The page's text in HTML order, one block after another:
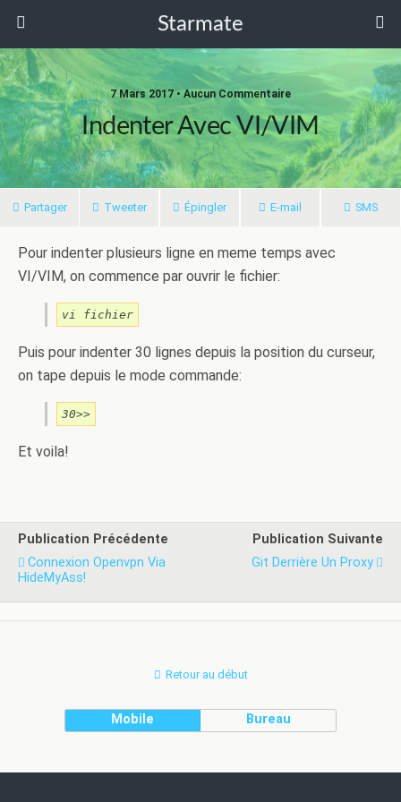
Starmate
7 Mars 2017 • Aucun Commentaire
Indenter Avec VI/VIM
Partager Tweeter Épingler E-mail SMS
Pour indenter plusieurs ligne en meme temps avec
VI/VIM, on commence par ouvrir le fichier:
vi fichier
Puis pour indenter 30 lignes depuis la position du curseur,
on tape depuis le mode commande:
30>>
Et voila!
Publication Précédente
Connexion Openvpn Via
HideMyAss!
Publication Suivante
Git Derrière Un Proxy
Retour au début
Mobile Bureau